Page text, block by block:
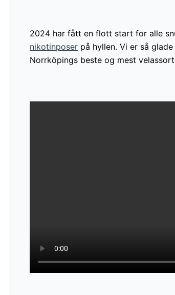
2024 har fått en flott start for alle
nikotinposer på hyllen. Vi er så
Norrköpings beste og mest